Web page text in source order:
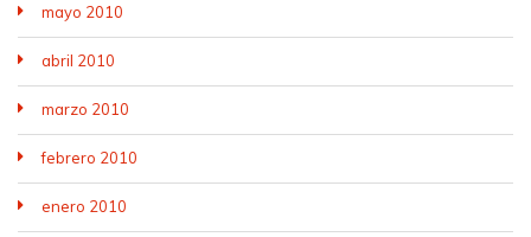
mayo 2010
abril 2010
marzo 2010
febrero 2010
enero 2010